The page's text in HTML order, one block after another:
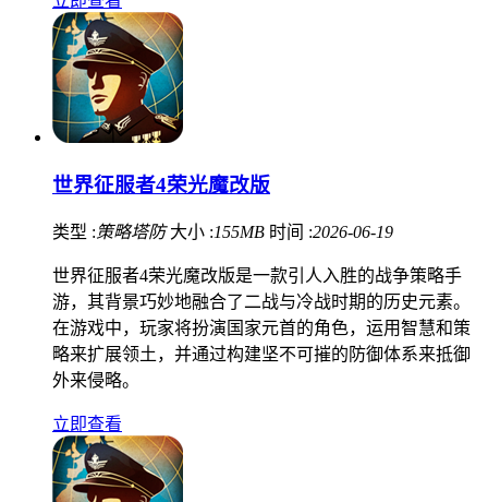
世界征服者4荣光魔改版
类型 : 策略塔防 大小 :155MB 时间 :2026-06-19
世界征服者4荣光魔改版是一款引人入胜的战争策略手
游，其背景巧妙地融合了二战与冷战时期的历史元素。
在游戏中，玩家将扮演国家元首的角色，运用智慧和策
略来扩展领土，并通过构建坚不可摧的防御体系来抵御
外来侵略。
立即查看